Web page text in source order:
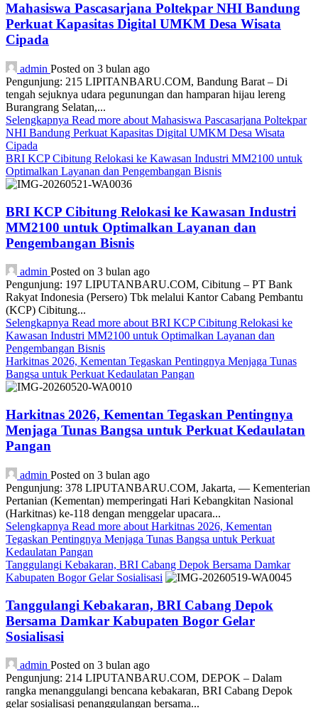
Mahasiswa Pascasarjana Poltekpar NHI Bandung
Perkuat Kapasitas Digital UMKM Desa Wisata
Cipada
admin Posted on 3 bulan ago
Pengunjung: 215 LIPITANBARU.COM, Bandung Barat – Di
tengah sejuknya udara pegunungan dan hamparan hijau lereng
Burangrang Selatan,...
Selengkapnya Read more about Mahasiswa Pascasarjana Poltekpar
NHI Bandung Perkuat Kapasitas Digital UMKM Desa Wisata
Cipada
BRI KCP Cibitung Relokasi ke Kawasan Industri MM2100 untuk
Optimalkan Layanan dan Pengembangan Bisnis
BRI KCP Cibitung Relokasi ke Kawasan Industri
MM2100 untuk Optimalkan Layanan dan
Pengembangan Bisnis
admin Posted on 3 bulan ago
Pengunjung: 197 LIPUTANBARU.COM, Cibitung – PT Bank
Rakyat Indonesia (Persero) Tbk melalui Kantor Cabang Pembantu
(KCP) Cibitung...
Selengkapnya Read more about BRI KCP Cibitung Relokasi ke
Kawasan Industri MM2100 untuk Optimalkan Layanan dan
Pengembangan Bisnis
Harkitnas 2026, Kementan Tegaskan Pentingnya Menjaga Tunas
Bangsa untuk Perkuat Kedaulatan Pangan
Harkitnas 2026, Kementan Tegaskan Pentingnya
Menjaga Tunas Bangsa untuk Perkuat Kedaulatan
Pangan
admin Posted on 3 bulan ago
Pengunjung: 378 LIPUTANBARU.COM, Jakarta, — Kementerian
Pertanian (Kementan) memperingati Hari Kebangkitan Nasional
(Harkitnas) ke-118 dengan menggelar upacara...
Selengkapnya Read more about Harkitnas 2026, Kementan
Tegaskan Pentingnya Menjaga Tunas Bangsa untuk Perkuat
Kedaulatan Pangan
Tanggulangi Kebakaran, BRI Cabang Depok Bersama Damkar
Kabupaten Bogor Gelar Sosialisasi
Tanggulangi Kebakaran, BRI Cabang Depok
Bersama Damkar Kabupaten Bogor Gelar
Sosialisasi
admin Posted on 3 bulan ago
Pengunjung: 214 LIPUTANBARU.COM, DEPOK – Dalam
rangka menanggulangi bencana kebakaran, BRI Cabang Depok
gelar sosialisasi penanggulangan bersama...